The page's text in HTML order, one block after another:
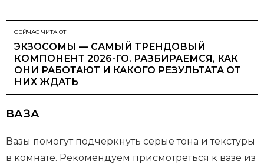
СЕЙЧАС ЧИТАЮТ
ЭКЗОСОМЫ — САМЫЙ ТРЕНДОВЫЙ
КОМПОНЕНТ 2026-ГО. РАЗБИРАЕМСЯ, КАК
ОНИ РАБОТАЮТ И КАКОГО РЕЗУЛЬТАТА ОТ
НИХ ЖДАТЬ
ВАЗА
Вазы помогут подчеркнуть серые тона и текстуры
в комнате. Рекомендуем присмотреться к вазе из